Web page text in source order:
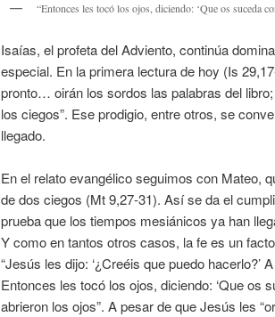
“Entonces les tocó los ojos, diciendo: ‘Que os suceda
Isaías, el profeta del Adviento, continúa
especial. En la primera lectura de hoy (Is
pronto… oirán los sordos las palabras del
los ciegos”. Ese prodigio, entre otros, se
llegado.
En el relato evangélico seguimos con Mateo,
de dos ciegos (Mt 9,27-31). Así se da el
prueba que los tiempos mesiánicos ya han
Y como en tantos otros casos, la fe es un
“Jesús les dijo: ‘¿Creéis que puedo hacerlo?’
Entonces les tocó los ojos, diciendo: ‘Que os
abrieron los ojos”. A pesar de que Jesús les